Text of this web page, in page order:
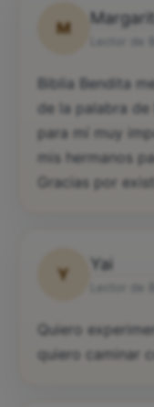
M
Biblia Bendita
de la palabra
para mí muy
mis hermanos
Gracias por
Y
Yai
Quiero
quiero caminar